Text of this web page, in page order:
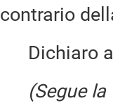
contrario
Dichiaro
(Segue